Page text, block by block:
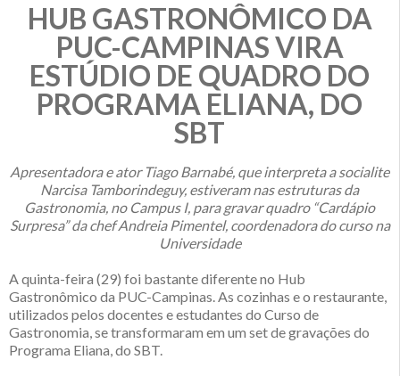
HUB GASTRONÔMICO DA
PUC-CAMPINAS VIRA
ESTÚDIO DE QUADRO DO
PROGRAMA ELIANA, DO
SBT
Apresentadora e ator Tiago Barnabé, que interpreta a socialite
Narcisa Tamborindeguy, estiveram nas estruturas da
Gastronomia, no Campus I, para gravar quadro “Cardápio
Surpresa” da chef Andreia Pimentel, coordenadora do curso na
Universidade
A quinta-feira (29) foi bastante diferente no Hub
Gastronômico da PUC-Campinas. As cozinhas e o restaurante,
utilizados pelos docentes e estudantes do Curso de
Gastronomia, se transformaram em um set de gravações do
Programa Eliana, do SBT.